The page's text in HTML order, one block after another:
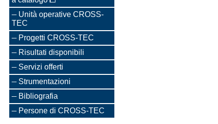
Unità operative CROSS-
TEC
Progetti CROSS-TEC
Risultati disponibili
Servizi offerti
Strumentazioni
Bibliografia
Persone di CROSS-TEC